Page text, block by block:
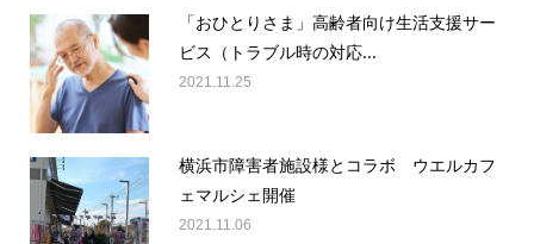
「おひとりさま」高齢者向け生活支援サー
ビス（トラブル時の対応...
2021.11.25
横浜市障害者施設様とコラボ ウエルカフ
ェマルシェ開催
2021.11.06